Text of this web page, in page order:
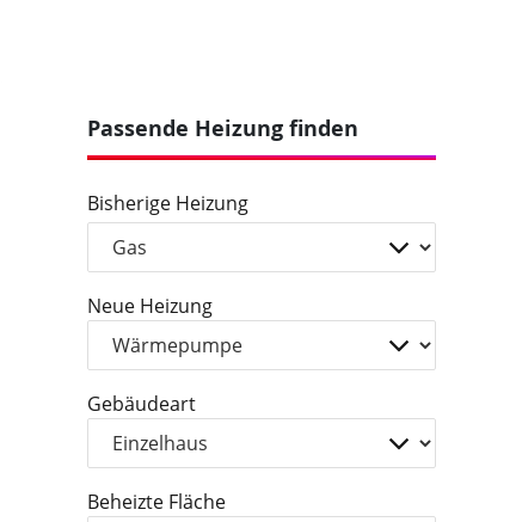
Passende Heizung finden
Bisherige Heizung
Neue Heizung
Gebäudeart
Beheizte Fläche